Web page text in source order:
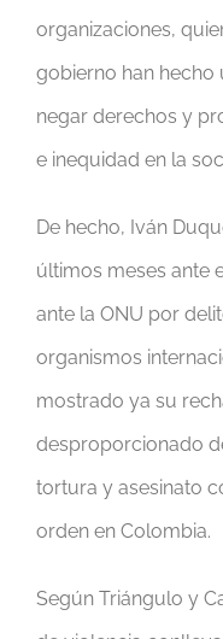
organizaciones,
gobierno han hecho
negar derechos y
e inequidad en la
De hecho, Iván
últimos meses ante
ante la ONU por
organismos
mostrado ya su
desproporcionado
tortura y asesinato
orden en Colombia.
Según Triángulo y